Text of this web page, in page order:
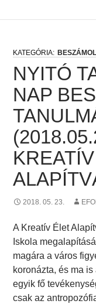
NYITÓ
NAP
2018. 05. 23.
A Kreatív Élet
Iskola
magára a város
koronázta, és ma
egyik fő
csak az